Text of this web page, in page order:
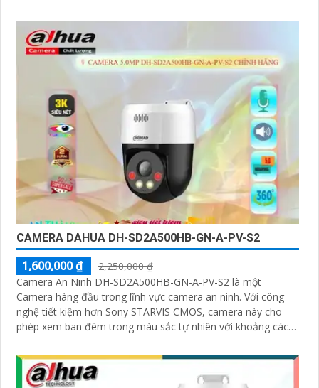
CAMERA DAHUA DH-SD2A500HB-GN-A-PV-S2
1,600,000 ₫
2,250,000 ₫
Camera An Ninh DH-SD2A500HB-GN-A-PV-S2 là một
Camera hàng đầu trong lĩnh vực camera an ninh. Với công
nghệ tiết kiệm hơn Sony STARVIS CMOS, camera này cho
phép xem ban đêm trong màu sắc tự nhiên với khoảng cách